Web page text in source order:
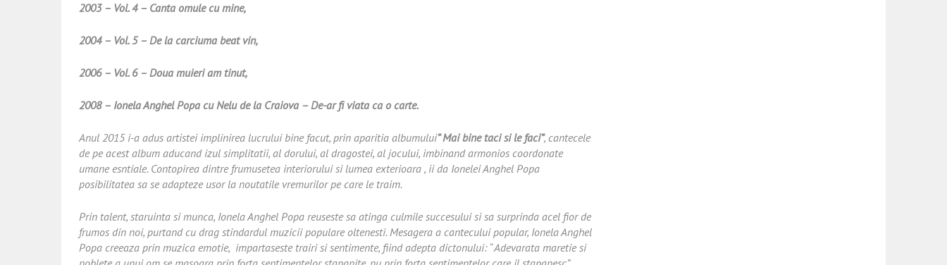
2003 – Vol. 4 – Canta omule cu mine,
2004 – Vol. 5 – De la carciuma beat vin,
2006 – Vol. 6 – Doua muieri am tinut,
2008 – Ionela Anghel Popa cu Nelu de la Craiova – De-ar fi viata ca o carte.
Anul 2015 i-a adus artistei implinirea lucrului bine facut, prin aparitia albumului” Mai bine taci si le faci”, cantecele
de pe acest album aducand izul simplitatii, al dorului, al dragostei, al jocului, imbinand armonios coordonate
umane esntiale. Contopirea dintre frumusetea interiorului si lumea exterioara , ii da Ionelei Anghel Popa
posibilitatea sa se adapteze usor la noutatile vremurilor pe care le traim.
Prin talent, staruinta si munca, Ionela Anghel Popa reuseste sa atinga culmile succesului si sa surprinda acel fior de
frumos din noi, purtand cu drag stindardul muzicii populare oltenesti. Mesagera a cantecului popular, Ionela Anghel
Popa creeaza prin muzica emotie, impartaseste trairi si sentimente, fiind adepta dictonului: “ Adevarata maretie si